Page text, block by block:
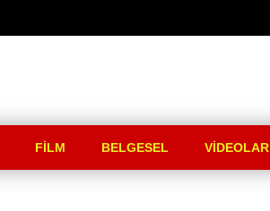
FILM BELGESEL VIDEOLAR